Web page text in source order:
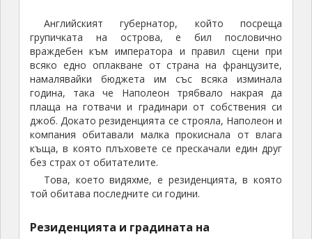
Английският губернатор, който посреща
групичката на острова, е бил пословично
враждебен към императора и правил сцени при
всяко едно оплакване от страна на французите,
намалявайки бюджета им със всяка изминала
година, така че Наполеон трябвало накрая да
плаща на готвачи и градинари от собствения си
джоб. Докато резиденцията се строяла, Наполеон и
компания обитавали малка прокиснала от влага
къща, в която плъховете се прескачали един друг
без страх от обитателите.
Това, което видяхме, е резиденцията, в която
той обитава последните си години.
Резиденцията и градината на